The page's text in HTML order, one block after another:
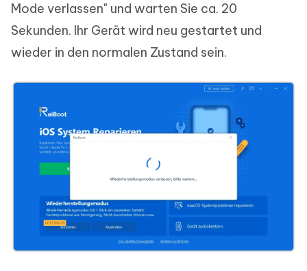
Mode verlassen" und warten Sie ca. 20
Sekunden. Ihr Gerät wird neu gestartet und
wieder in den normalen Zustand sein.